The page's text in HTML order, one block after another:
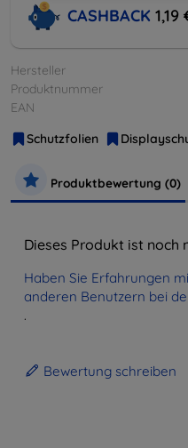
CASHBACK 1,19
Hersteller
Produktnummer
EAN
Schutzfolien
Produktbewertung (0)
Dieses Produkt ist noch
Haben Sie Erfahrungen
anderen Benutzern bei
.
Bewertung schreiben